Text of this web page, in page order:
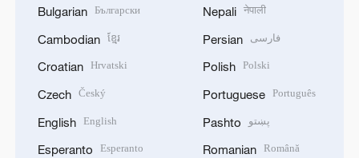
Bulgarian Български
Cambodian ខ្មែរ
Croatian Hrvatski
Czech Český
English English
Esperanto Esperanto
Nepali नेपाली
Persian فارسی
Polish Polski
Portuguese Português
Pashto پښتو
Romanian Română